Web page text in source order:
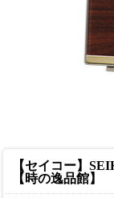
【セイコー】
【時の逸品館】